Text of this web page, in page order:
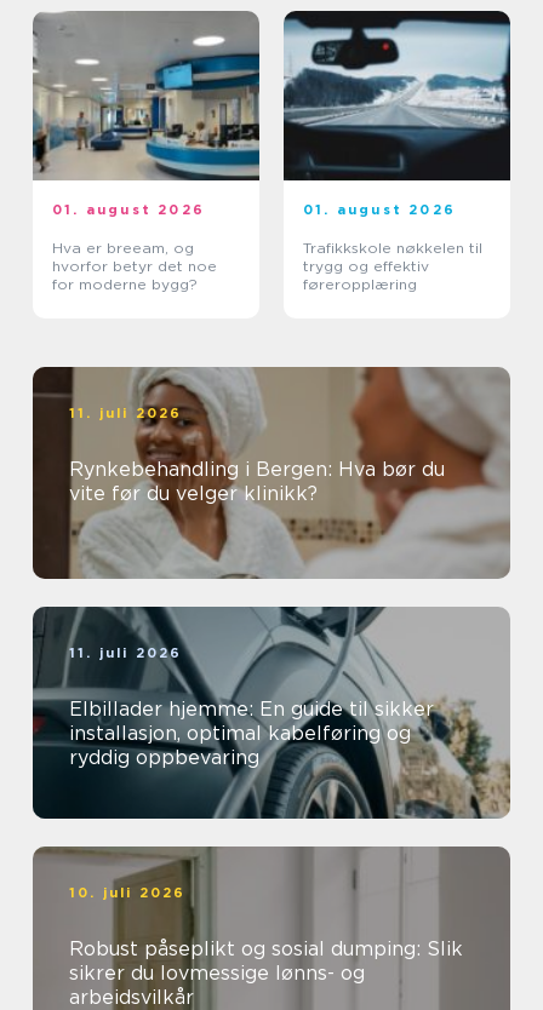
01. august 2026
Hva er breeam, og
hvorfor betyr det noe
for moderne bygg?
01. august 2026
Trafikkskole nøkkelen til
trygg og effektiv
føreropplæring
11. juli 2026
Rynkebehandling i Bergen: Hva bør du
vite før du velger klinikk?
11. juli 2026
Elbillader hjemme: En guide til sikker
installasjon, optimal kabelføring og
ryddig oppbevaring
10. juli 2026
Robust påseplikt og sosial dumping: Slik
sikrer du lovmessige lønns- og
arbeidsvilkår